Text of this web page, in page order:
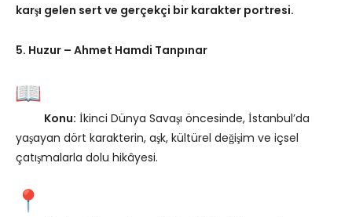
karşı gelen sert ve gerçekçi bir karakter portresi.
5. Huzur – Ahmet Hamdi Tanpınar
Konu: İkinci Dünya Savaşı öncesinde, İstanbul’da
yaşayan dört karakterin, aşk, kültürel değişim ve içsel
çatışmalarla dolu hikâyesi.